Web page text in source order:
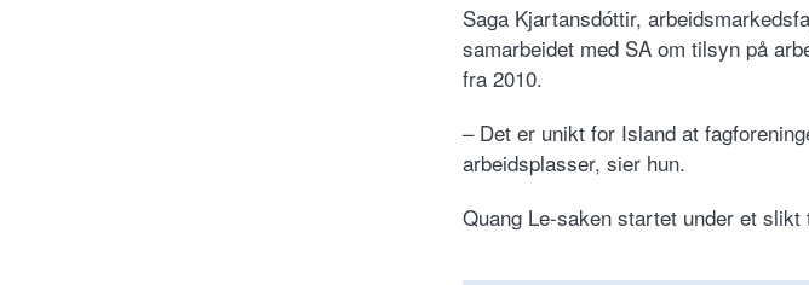
Saga Kjartansdóttir,
samarbeidet med SA om tilsyn på
fra 2010.
– Det er unikt for Island at
arbeidsplasser, sier hun.
Quang Le-saken startet under et slikt